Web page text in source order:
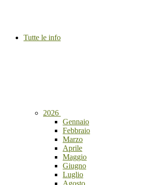
Tutte le info
2026
Gennaio
Febbraio
Marzo
Aprile
Maggio
Giugno
Luglio